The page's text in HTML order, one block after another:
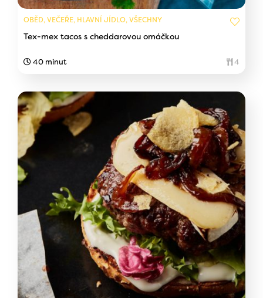
OBĚD, VEČEŘE, HLAVNÍ JÍDLO, VŠECHNY
Tex-mex tacos s cheddarovou omáčkou
40 minut 4